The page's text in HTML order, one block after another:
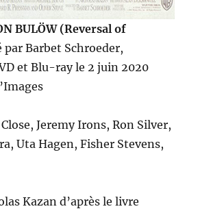
BULÖW (Reversal of
par Barbet Schroeder,
et Blu-ray le 2 juin 2020
Jeremy Irons, Ron Silver,
Uta Hagen, Fisher Stevens,
Kazan d’après le livre